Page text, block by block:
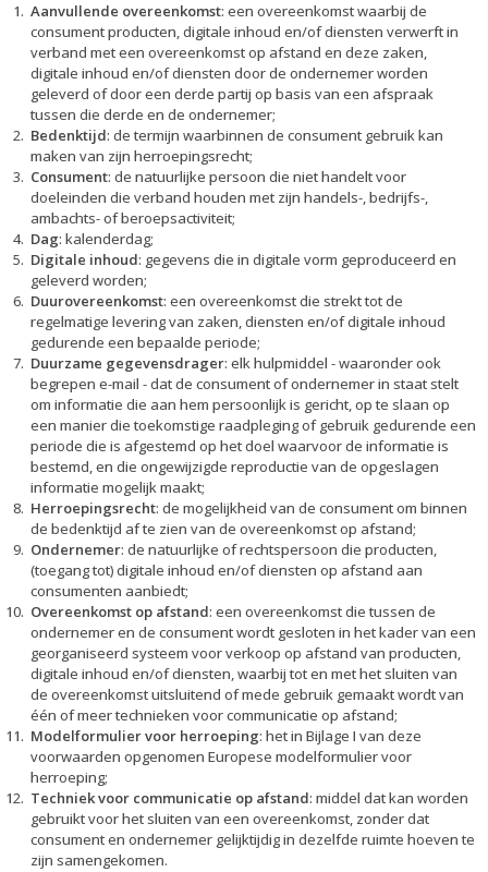
Aanvullende overeenkomst: een overeenkomst waarbij de
consument producten, digitale inhoud en/of diensten verwerft in
verband met een overeenkomst op afstand en deze zaken,
digitale inhoud en/of diensten door de ondernemer worden
geleverd of door een derde partij op basis van een afspraak
tussen die derde en de ondernemer;
Bedenktijd: de termijn waarbinnen de consument gebruik kan
maken van zijn herroepingsrecht;
Consument: de natuurlijke persoon die niet handelt voor
doeleinden die verband houden met zijn handels-, bedrijfs-,
ambachts- of beroepsactiviteit;
Dag: kalenderdag;
Digitale inhoud: gegevens die in digitale vorm geproduceerd en
geleverd worden;
Duurovereenkomst: een overeenkomst die strekt tot de
regelmatige levering van zaken, diensten en/of digitale inhoud
gedurende een bepaalde periode;
Duurzame gegevensdrager: elk hulpmiddel - waaronder ook
begrepen e-mail - dat de consument of ondernemer in staat stelt
om informatie die aan hem persoonlijk is gericht, op te slaan op
een manier die toekomstige raadpleging of gebruik gedurende een
periode die is afgestemd op het doel waarvoor de informatie is
bestemd, en die ongewijzigde reproductie van de opgeslagen
informatie mogelijk maakt;
Herroepingsrecht: de mogelijkheid van de consument om binnen
de bedenktijd af te zien van de overeenkomst op afstand;
Ondernemer: de natuurlijke of rechtspersoon die producten,
(toegang tot) digitale inhoud en/of diensten op afstand aan
consumenten aanbiedt;
Overeenkomst op afstand: een overeenkomst die tussen de
ondernemer en de consument wordt gesloten in het kader van een
georganiseerd systeem voor verkoop op afstand van producten,
digitale inhoud en/of diensten, waarbij tot en met het sluiten van
de overeenkomst uitsluitend of mede gebruik gemaakt wordt van
één of meer technieken voor communicatie op afstand;
Modelformulier voor herroeping: het in Bijlage I van deze
voorwaarden opgenomen Europese modelformulier voor
herroeping;
Techniek voor communicatie op afstand: middel dat kan worden
gebruikt voor het sluiten van een overeenkomst, zonder dat
consument en ondernemer gelijktijdig in dezelfde ruimte hoeven te
zijn samengekomen.